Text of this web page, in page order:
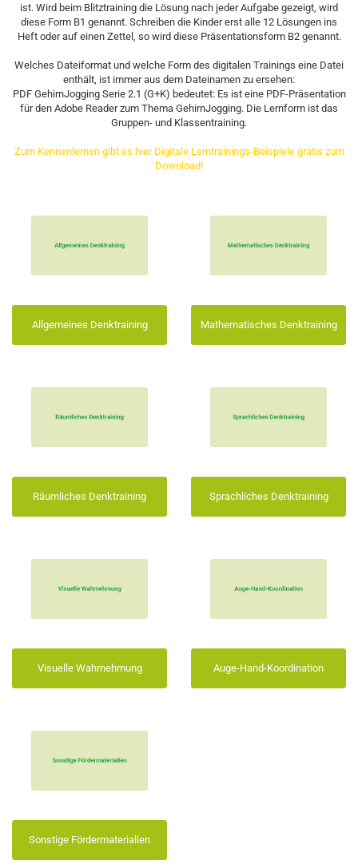
ist. Wird beim Blitztraining die Lösung nach jeder Aufgabe gezeigt, wird
diese Form B1 genannt. Schreiben die Kinder erst alle 12 Lösungen ins
Heft oder auf einen Zettel, so wird diese Präsentationsform B2 genannt.
Welches Dateiformat und welche Form des digitalen Trainings eine Datei
enthält, ist immer aus dem Dateinamen zu ersehen:
PDF GehirnJogging Serie 2.1 (G+K) bedeutet: Es ist eine PDF-Präsentation
für den Adobe Reader zum Thema GehirnJogging. Die Lernform ist das
Gruppen- und Klassentraining.
Zum Kennenlernen gibt es hier Digitale Lerntrainings-Beispiele gratis zum
Download!
Allgemeines Denktraining Mathematisches Denktraining
Räumliches Denktraining Sprachliches Denktraining
Visuelle Wahrnehmung Auge-Hand-Koordination
Sonstige Fördermaterialien